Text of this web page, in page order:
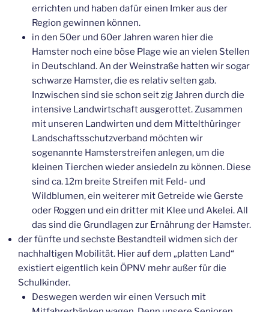
errichten und haben dafür einen Imker aus der
Region gewinnen können.
in den 50er und 60er Jahren waren hier die
Hamster noch eine böse Plage wie an vielen Stellen
in Deutschland. An der Weinstraße hatten wir sogar
schwarze Hamster, die es relativ selten gab.
Inzwischen sind sie schon seit zig Jahren durch die
intensive Landwirtschaft ausgerottet. Zusammen
mit unseren Landwirten und dem Mittelthüringer
Landschaftsschutzverband möchten wir
sogenannte Hamsterstreifen anlegen, um die
kleinen Tierchen wieder ansiedeln zu können. Diese
sind ca. 12m breite Streifen mit Feld- und
Wildblumen, ein weiterer mit Getreide wie Gerste
oder Roggen und ein dritter mit Klee und Akelei. All
das sind die Grundlagen zur Ernährung der Hamster.
der fünfte und sechste Bestandteil widmen sich der
nachhaltigen Mobilität. Hier auf dem „platten Land“
existiert eigentlich kein ÖPNV mehr außer für die
Schulkinder.
Deswegen werden wir einen Versuch mit